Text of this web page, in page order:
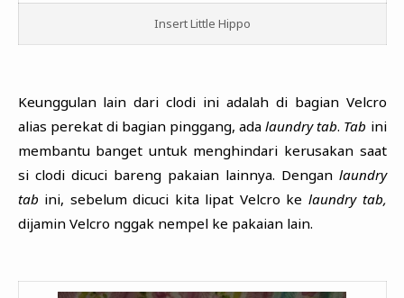
Insert Little Hippo
Keunggulan lain dari clodi ini adalah di bagian Velcro
alias perekat di bagian pinggang, adalaundry tab. Tab ini
membantu banget untuk menghindari kerusakan saat
si clodi dicuci bareng pakaian lainnya. Dengan laundry
tab ini, sebelum dicuci kita lipat Velcro ke laundry tab,
dijamin Velcro nggak nempel ke pakaian lain.